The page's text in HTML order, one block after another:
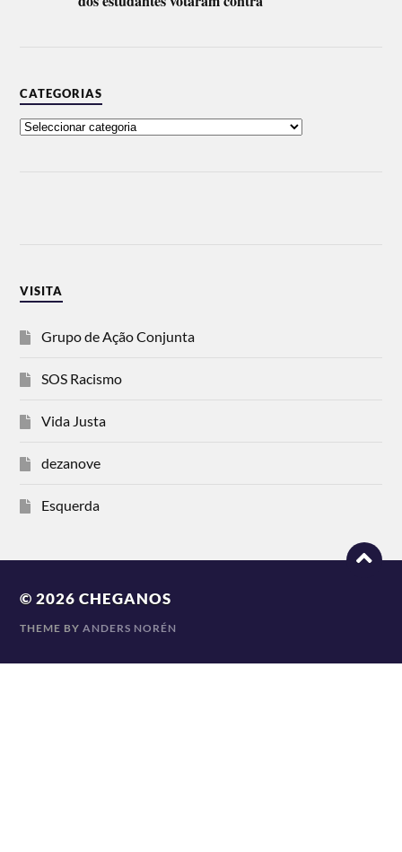
CATEGORIAS
VISITA
Grupo de Ação Conjunta
SOS Racismo
Vida Justa
dezanove
Esquerda
© 2026CHEGANOS
THEME BYANDERS NORÉN